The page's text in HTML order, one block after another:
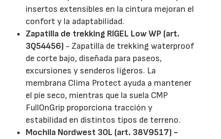
insertos extensibles en la cintura mejoran el
confort y la adaptabilidad.
Zapatilla de trekking RIGEL Low WP (art.
3Q54456) - Zapatilla de trekking waterproof
de corte bajo, diseñada para paseos,
excursiones y senderos ligeros. La
membrana Clima Protect ayuda a mantener
el pie seco, mientras que la suela CMP
FullOnGrip proporciona tracción y
estabilidad en distintos tipos de terreno.
Mochila Nordwest 30L (art. 38V9517) -